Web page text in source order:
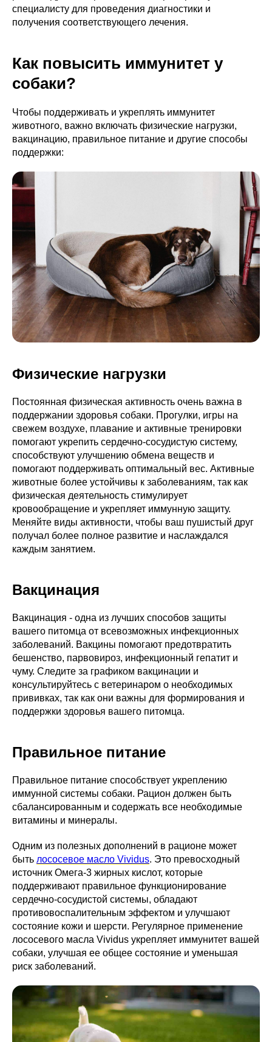
специалисту для проведения диагностики и
получения соответствующего лечения.
Как повысить иммунитет у
собаки?
Чтобы поддерживать и укреплять иммунитет
животного, важно включать физические нагрузки,
вакцинацию, правильное питание и другие способы
поддержки:
Физические нагрузки
Постоянная физическая активность очень важна в
поддержании здоровья собаки. Прогулки, игры на
свежем воздухе, плавание и активные тренировки
помогают укрепить сердечно-сосудистую систему,
способствуют улучшению обмена веществ и
помогают поддерживать оптимальный вес. Активные
животные более устойчивы к заболеваниям, так как
физическая деятельность стимулирует
кровообращение и укрепляет иммунную защиту.
Меняйте виды активности, чтобы ваш пушистый друг
получал более полное развитие и наслаждался
каждым занятием.
Вакцинация
Вакцинация - одна из лучших способов защиты
вашего питомца от всевозможных инфекционных
заболеваний. Вакцины помогают предотвратить
бешенство, парвовироз, инфекционный гепатит и
чуму. Следите за графиком вакцинации и
консультируйтесь с ветеринаром о необходимых
прививках, так как они важны для формирования и
поддержки здоровья вашего питомца.
Правильное питание
Правильное питание способствует укреплению
иммунной системы собаки. Рацион должен быть
сбалансированным и содержать все необходимые
витамины и минералы.
Одним из полезных дополнений в рационе может
быть лососевое масло Vividus. Это превосходный
источник Омега-3 жирных кислот, которые
поддерживают правильное функционирование
сердечно-сосудистой системы, обладают
противовоспалительным эффектом и улучшают
состояние кожи и шерсти. Регулярное применение
лососевого масла Vividus укрепляет иммунитет вашей
собаки, улучшая ее общее состояние и уменьшая
риск заболеваний.